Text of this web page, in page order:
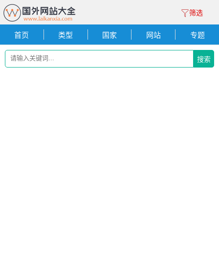
筛选
首页 类型 国家 网站 专题
搜索